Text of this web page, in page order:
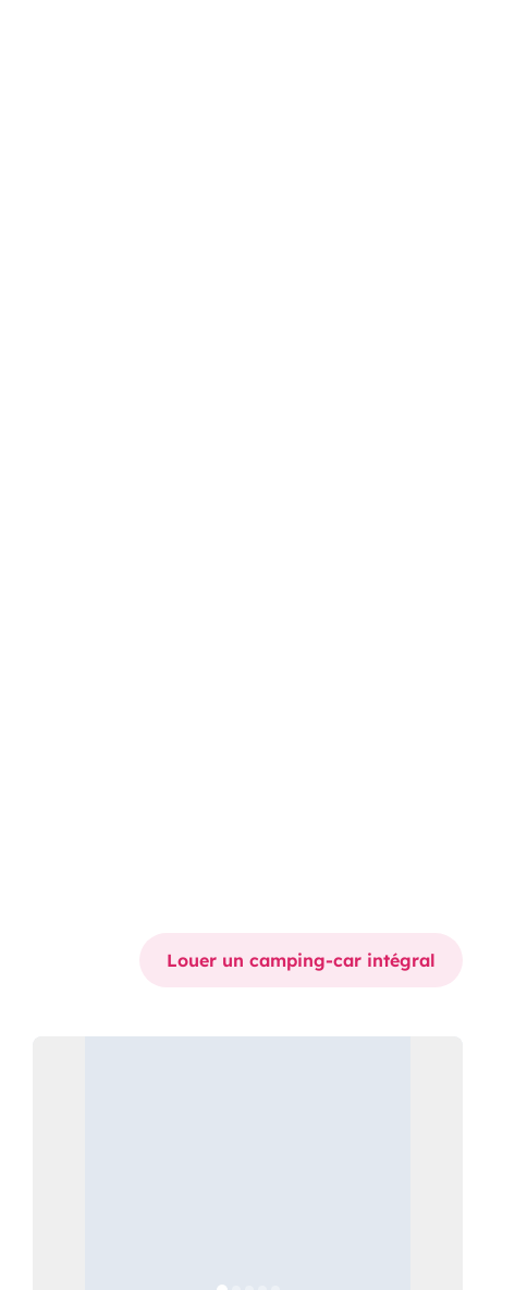
Louer un camping-car intégral